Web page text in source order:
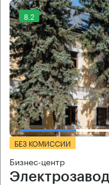
8.2
БЕЗ КОМИССИИ
Бизнес-центр